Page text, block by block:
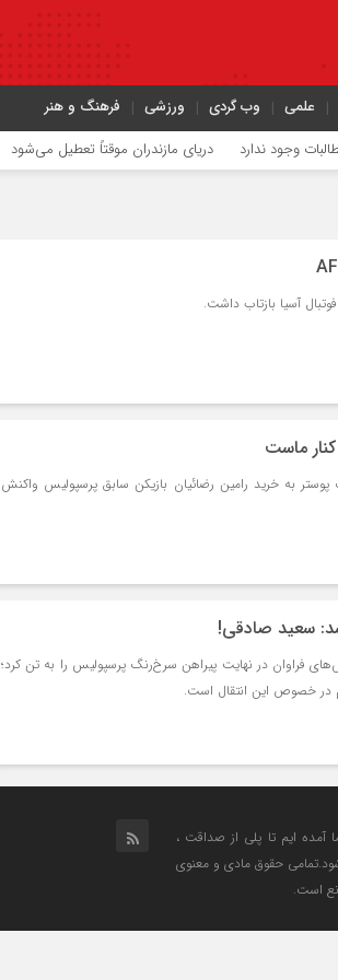
علمی وب گردی ورزشی فرهنگ و هنر
وجود ندارد دریای مازندران موقتاً تعطیل می‌شود
آسیا بازتاب داشت.
ماست
به خرید رامین رضائیان بازیکن سابق پرسپولیس واکنش
سعید صادقی!
فراوان در نهایت پیراهن سرخ‌رنگ پرسپولیس را به تن کرد؛
در خصوص این انتقال است.
آمده ایم تا پلی از صداقت ،
حقوق مادی و معنوی
است.